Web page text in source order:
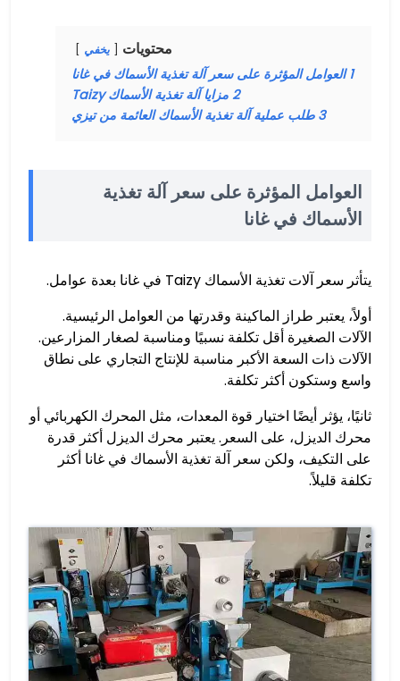
محتويات يخفي
1 العوامل المؤثرة على سعر آلة تغذية الأسماك في غانا
2 مزايا آلة تغذية الأسماك Taizy
3 طلب عملية آلة تغذية الأسماك العائمة من تيزي
العوامل المؤثرة على سعر آلة تغذية
الأسماك في غانا
يتأثر سعر آلات تغذية الأسماك Taizy في غانا بعدة عوامل.
أولاً، يعتبر طراز الماكينة وقدرتها من العوامل الرئيسية.
الآلات الصغيرة أقل تكلفة نسبيًا ومناسبة لصغار المزارعين.
الآلات ذات السعة الأكبر مناسبة للإنتاج التجاري على نطاق
واسع وستكون أكثر تكلفة.
ثانيًا، يؤثر أيضًا اختيار قوة المعدات، مثل المحرك الكهربائي أو
محرك الديزل، على السعر. يعتبر محرك الديزل أكثر قدرة
على التكيف، ولكن سعر آلة تغذية الأسماك في غانا أكثر
تكلفة قليلاً.